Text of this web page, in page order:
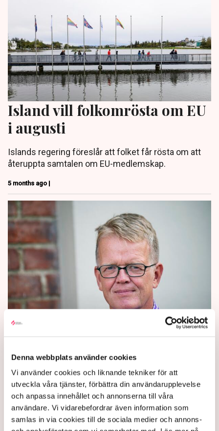
Denna webbplats använder cookies
Vi använder cookies och liknande tekniker för att
utveckla våra tjänster, förbättra din användarupplevelse
och anpassa innehållet och annonserna till våra
användare. Vi vidarebefordrar även information som
samlas in via cookies till de sociala medier och annons-
Island vill folkomrösta om EU
i augusti
Islands regering föreslår att folket får rösta om att
återuppta samtalen om EU-medlemskap.
5 months ago |
Ledare: EU:s regelkrångel
dyrare än Trumps tullar
tjänsteavregleringen till en av sina huvudfrågor i EU”,
skriver Gunnar Wetterberg, fristående kolumnist på
Expressens ledarsida.
5 months ago | Av: Redaktionen